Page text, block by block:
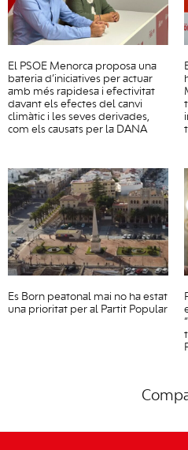
El PSOE Menorca proposa una
bateria d’iniciatives per actuar
amb més rapidesa i efectivitat
davant els efectes del canvi
climàtic i les seves derivades,
com els causats per la DANA
Es Born peatonal mai no ha estat
una prioritat per al Partit Popular